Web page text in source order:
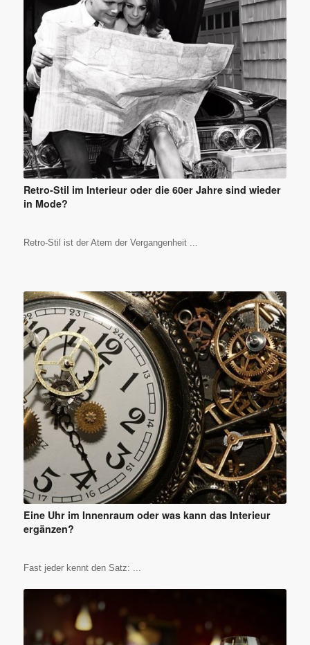
Retro-Stil im Interieur oder die 60er Jahre sind wieder
in Mode?
Retro-Stil ist der Atem der Vergangenheit ...
Eine Uhr im Innenraum oder was kann das Interieur
ergänzen?
Fast jeder kennt den Satz: ...